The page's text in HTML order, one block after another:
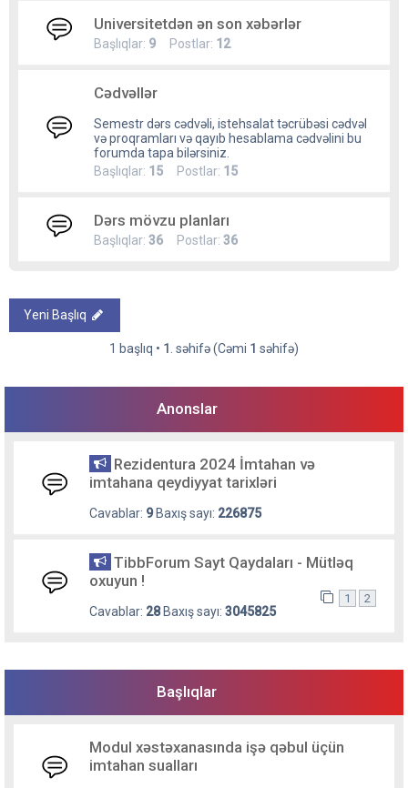
Universitetdən ən son xəbərlər
Başlıqlar: 9 Postlar: 12
Cədvəllər
Semestr dərs cədvəli, istehsalat təcrübəsi cədvəl
və proqramları və qayıb hesablama cədvəlini bu
forumda tapa bilərsiniz.
Başlıqlar: 15 Postlar: 15
Dərs mövzu planları
Başlıqlar: 36 Postlar: 36
Yeni Başlıq
1 başlıq • 1 . səhifə (Cəmi 1 səhifə)
Anonslar
Rezidentura 2024 İmtahan və
imtahana qeydiyyat tarixləri
Cavablar: 9Baxış sayı: 226875
TibbForum Sayt Qaydaları - Mütləq
oxuyun !
Cavablar: 28Baxış sayı: 3045825
1 2
Başlıqlar
Modul xəstəxanasında işə qəbul üçün
imtahan sualları